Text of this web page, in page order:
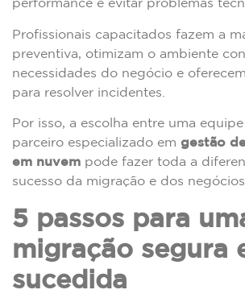
Profissionais capacitados fazem a
preventiva, otimizam o ambiente
necessidades do negócio e
para resolver incidentes.
Por isso, a escolha entre uma
parceiro especializado em gestão
em nuvem pode fazer toda a
sucesso da migração e dos negócios.
5 passos para
migração segura
sucedida